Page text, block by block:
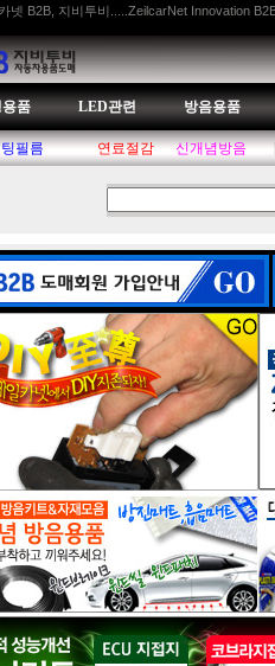
넷 B2B, 지비투비.....ZeilcarNet Innovation
품 LED관련 방음용품
팅필름 연료절감 신개념방음